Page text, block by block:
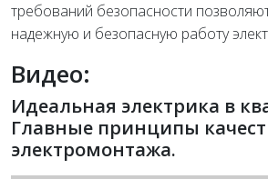
требований безопасности
надежную и безопасную работу
Видео:
Идеальная электрика в
Главные принципы
электромонтажа.